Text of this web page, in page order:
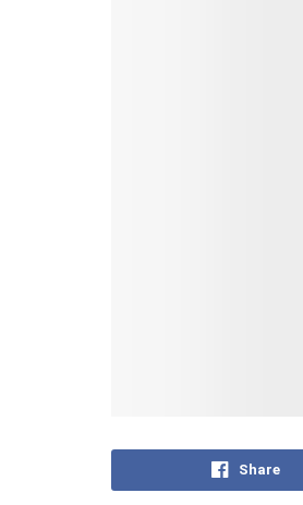
Share